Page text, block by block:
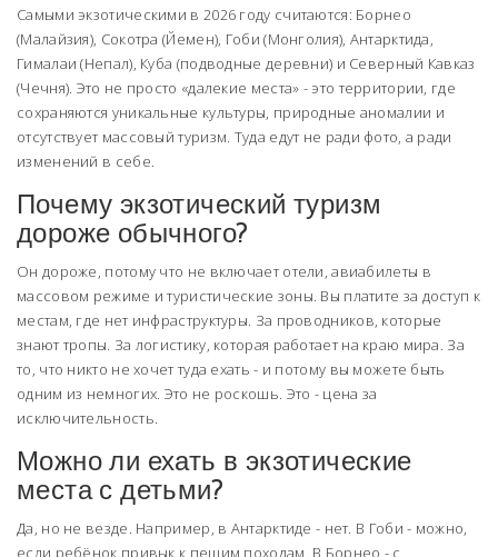
Самыми экзотическими в 2026 году считаются: Борнео
(Малайзия), Сокотра (Йемен), Гоби (Монголия), Антарктида,
Гималаи (Непал), Куба (подводные деревни) и Северный Кавказ
(Чечня). Это не просто «далекие места» - это территории, где
сохраняются уникальные культуры, природные аномалии и
отсутствует массовый туризм. Туда едут не ради фото, а ради
изменений в себе.
Почему экзотический туризм
дороже обычного?
Он дороже, потому что не включает отели, авиабилеты в
массовом режиме и туристические зоны. Вы платите за доступ к
местам, где нет инфраструктуры. За проводников, которые
знают тропы. За логистику, которая работает на краю мира. За
то, что никто не хочет туда ехать - и потому вы можете быть
одним из немногих. Это не роскошь. Это - цена за
исключительность.
Можно ли ехать в экзотические
места с детьми?
Да, но не везде. Например, в Антарктиде - нет. В Гоби - можно,
если ребёнок привык к пешим походам. В Борнео - с